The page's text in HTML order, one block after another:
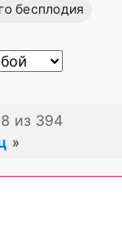
бесплодия
из 394
»